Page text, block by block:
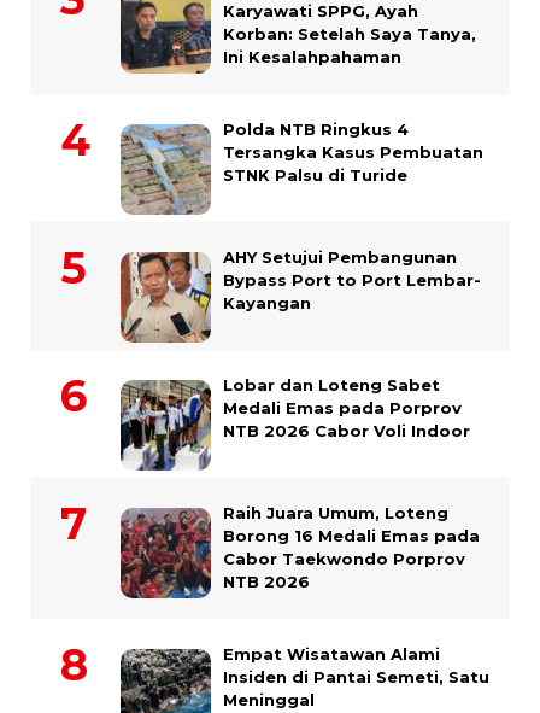
Karyawati SPPG, Ayah
Korban: Setelah Saya Tanya,
Ini Kesalahpahaman
Polda NTB Ringkus 4
Tersangka Kasus Pembuatan
STNK Palsu di Turide
AHY Setujui Pembangunan
Bypass Port to Port Lembar-
Kayangan
Lobar dan Loteng Sabet
Medali Emas pada Porprov
NTB 2026 Cabor Voli Indoor
Raih Juara Umum, Loteng
Borong 16 Medali Emas pada
Cabor Taekwondo Porprov
NTB 2026
Empat Wisatawan Alami
Insiden di Pantai Semeti, Satu
Meninggal